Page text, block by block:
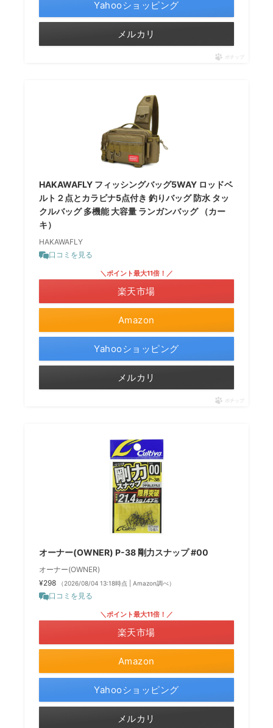
Yahooショッピング
メルカリ
ポチップ
HAKAWAFLY フィッシングバッグ5WAY ロッドベ
ルト２点とカラビナ5点付き 釣りバッグ 防水 タッ
クルバッグ 多機能 大容量 ランガンバッグ （カー
キ）
HAKAWAFLY
口コミを見る
Amazon
＼ポイント最大11倍！／
楽天市場
Yahooショッピング
メルカリ
ポチップ
オーナー(OWNER) P-38 剛力スナップ #00
オーナー(OWNER)
¥298
（2026/08/04 13:18時点 | Amazon調べ）
口コミを見る
Amazon
＼ポイント最大11倍！／
楽天市場
Yahooショッピング
メルカリ